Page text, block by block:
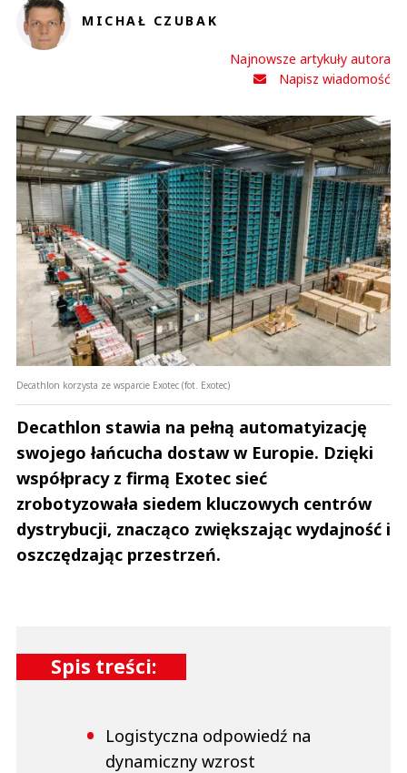
MICHAŁ CZUBAK
Najnowsze artykuły autora
Napisz wiadomość
Decathlon korzysta ze wsparcie Exotec (fot. Exotec)
Decathlon stawia na pełną automatyizację
swojego łańcucha dostaw w Europie. Dzięki
współpracy z firmą Exotec sieć
zrobotyzowała siedem kluczowych centrów
dystrybucji, znacząco zwiększając wydajność i
oszczędzając przestrzeń.
Spis treści:
Logistyczna odpowiedź na
dynamiczny wzrost